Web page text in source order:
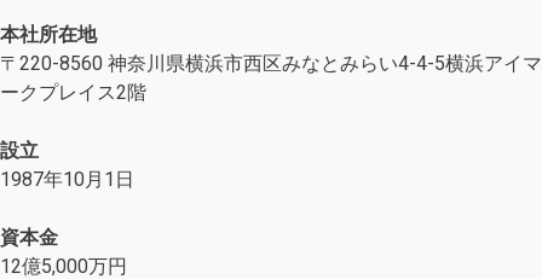
本社所在地
〒220-8560 神奈川県横浜市西区みなとみらい4-4-5横浜アイマ
ークプレイス2階
設立
1987年10月1日
資本金
12億5,000万円